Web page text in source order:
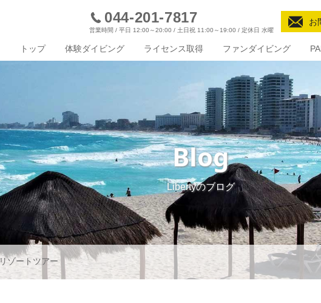
044-201-7817
営業時間 / 平日 12:00～20:00 / 土日祝 11:00～19:00 / 定休日 水曜
お
トップ 体験ダイビング ライセンス取得 ファンダイビング
Blog
Libertyのブログ
リゾートツアー